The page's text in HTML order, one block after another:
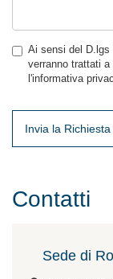
Ai sensi del D.lgs
verranno trattati
l'informativa
Contatti
Sede di